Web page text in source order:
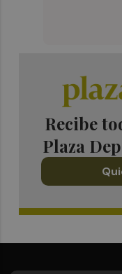
Recibe
Plaza